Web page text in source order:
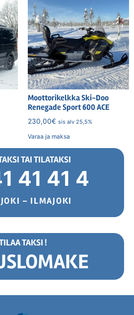
Moottorikelkka Ski-Doo
Renegade Sport 600 ACE
230,00€ sis alv 25,5%
Varaa ja maksa
TAI TILATAKSI
41 41 4
– ILMAJOKI
TAKSI !